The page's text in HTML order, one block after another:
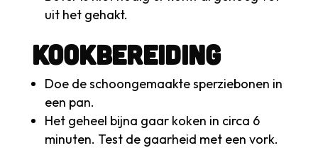
uit het gehakt.
Kookbereiding
Doe de schoongemaakte sperziebonen in
een pan.
Het geheel bijna gaar koken in circa 6
minuten. Test de gaarheid met een vork.